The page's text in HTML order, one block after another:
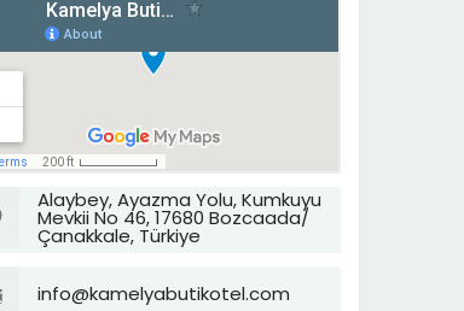
Alaybey, Ayazma Yolu, Kumkuyu
Mevkii No 46, 17680 Bozcaada/
Çanakkale, Türkiye
info@kamelyabutikotel.com